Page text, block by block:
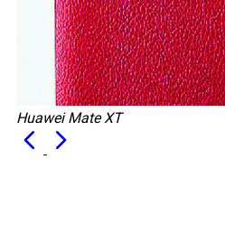
Huawei Mate XT